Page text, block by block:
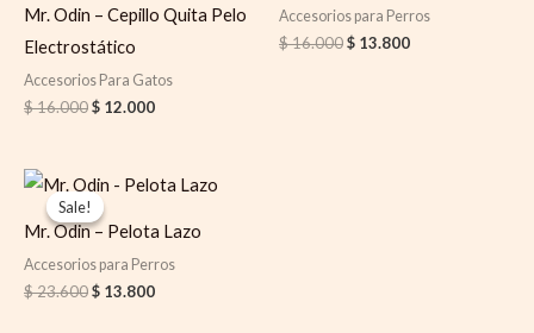
Mr. Odin – Cepillo Quita Pelo
Electrostático
Accesorios Para Gatos
$16.000$ 12.000
Accesorios para Perros
$16.000$ 13.800
Sale!
Sale!
Mr. Odin – Pelota Lazo
Accesorios para Perros
$23.600
Original
price
was:
$ 23.600.
$ 13.800
Current
price
$ 13.800.